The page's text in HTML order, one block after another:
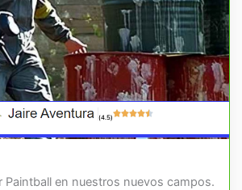
(4.5)
Paintball en nuestros nuevos campos.